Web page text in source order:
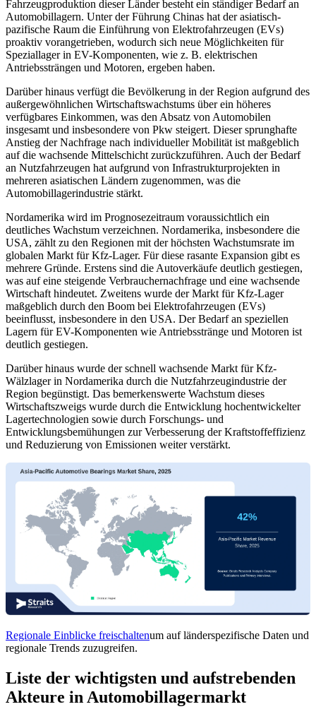
Fahrzeugproduktion dieser Länder besteht ein ständiger Bedarf an
Automobillagern. Unter der Führung Chinas hat der asiatisch-
pazifische Raum die Einführung von Elektrofahrzeugen (EVs)
proaktiv vorangetrieben, wodurch sich neue Möglichkeiten für
Speziallager in EV-Komponenten, wie z. B. elektrischen
Antriebssträngen und Motoren, ergeben haben.
Darüber hinaus verfügt die Bevölkerung in der Region aufgrund des
außergewöhnlichen Wirtschaftswachstums über ein höheres
verfügbares Einkommen, was den Absatz von Automobilen
insgesamt und insbesondere von Pkw steigert. Dieser sprunghafte
Anstieg der Nachfrage nach individueller Mobilität ist maßgeblich
auf die wachsende Mittelschicht zurückzuführen. Auch der Bedarf
an Nutzfahrzeugen hat aufgrund von Infrastrukturprojekten in
mehreren asiatischen Ländern zugenommen, was die
Automobillagerindustrie stärkt.
Nordamerika wird im Prognosezeitraum voraussichtlich ein
deutliches Wachstum verzeichnen. Nordamerika, insbesondere die
USA, zählt zu den Regionen mit der höchsten Wachstumsrate im
globalen Markt für Kfz-Lager. Für diese rasante Expansion gibt es
mehrere Gründe. Erstens sind die Autoverkäufe deutlich gestiegen,
was auf eine steigende Verbrauchernachfrage und eine wachsende
Wirtschaft hindeutet. Zweitens wurde der Markt für Kfz-Lager
maßgeblich durch den Boom bei Elektrofahrzeugen (EVs)
beeinflusst, insbesondere in den USA. Der Bedarf an speziellen
Lagern für EV-Komponenten wie Antriebsstränge und Motoren ist
deutlich gestiegen.
Darüber hinaus wurde der schnell wachsende Markt für Kfz-
Wälzlager in Nordamerika durch die Nutzfahrzeugindustrie der
Region begünstigt. Das bemerkenswerte Wachstum dieses
Wirtschaftszweigs wurde durch die Entwicklung hochentwickelter
Lagertechnologien sowie durch Forschungs- und
Entwicklungsbemühungen zur Verbesserung der Kraftstoffeffizienz
und Reduzierung von Emissionen weiter verstärkt.
Regionale Einblicke freischaltenum auf länderspezifische Daten und
regionale Trends zuzugreifen.
Liste der wichtigsten und aufstrebenden
Akteure in Automobillagermarkt